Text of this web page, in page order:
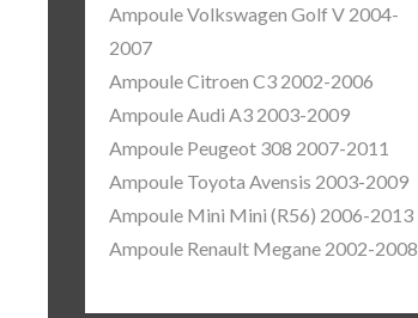
Ampoule Volkswagen Golf V 2004-
2007
Ampoule Citroen C3 2002-2006
Ampoule Audi A3 2003-2009
Ampoule Peugeot 308 2007-2011
Ampoule Toyota Avensis 2003-2009
Ampoule Mini Mini (R56) 2006-2013
Ampoule Renault Megane 2002-2008